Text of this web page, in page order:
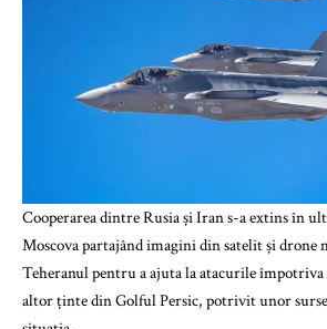
Cooperarea dintre Rusia și Iran s-a extins în
Moscova partajând imagini din satelit și drone
Teheranul pentru a ajuta la atacurile
altor ținte din Golful Persic, potrivit unor